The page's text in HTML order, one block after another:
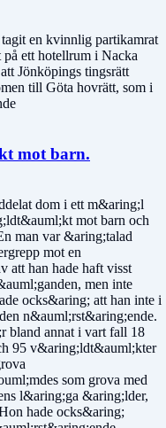
en kvinnlig partikamrat
på ett hotellrum i Nacka
Jönköpings tingsrätt
till Göta hovrätt, som i
mot barn.
dom i ett m&aring;l
mot barn och
man var &aring;talad
mot en
att han hade haft visst
men inte
ocks&aring; att han inte i
n&auml;rst&aring;ende.
bland annat i vart fall 18
95 v&aring;ldt&auml;kter
som grova med
l&aring;ga &aring;lder,
hade ocks&aring;